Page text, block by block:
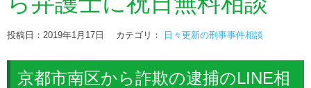
投稿日：2019年1月17日 カテゴリ： 日々更新の刑事事件相談
京都市南区から詐欺の逮捕のLINE相